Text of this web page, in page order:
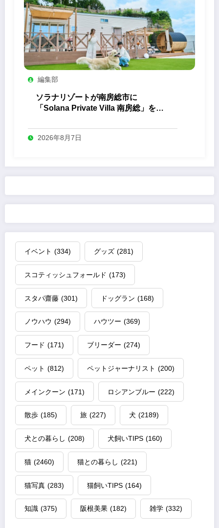
編集部
ソラナリゾートが南房総市に
「Solana Private Villa 南房総」を開
2026年8月7日
イベント (334) グッズ (281)
スコティッシュフォールド (173)
スタパ齋藤 (301) ドッグラン (168)
ノウハウ (294) ハウツー (369)
フード (171) ブリーダー (274)
ペット (812) ペットジャーナリスト (200)
メインクーン (171) ロシアンブルー (222)
散歩 (185) 旅 (227) 犬 (2189)
犬との暮らし (208) 犬飼いTIPS (160)
猫 (2460) 猫との暮らし (221)
猫写真 (283) 猫飼いTIPS (164)
知識 (375) 阪根美果 (182) 雑学 (332)